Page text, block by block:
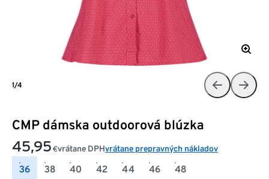
CMP dámska outdoorová blúzka
45,95 €vrátane DPHvrátane prepravných nákladov
36 38 40 42 44 46 48
1/4